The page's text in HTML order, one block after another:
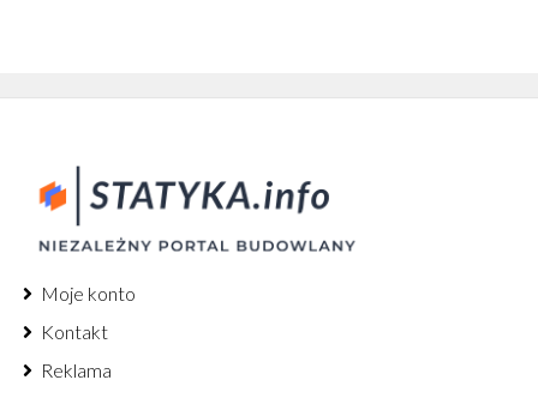
Moje konto
Kontakt
Reklama